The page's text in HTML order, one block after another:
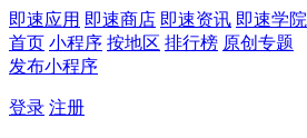
即速应用 即速商店 即速资讯 即速学院
首页 小程序 按地区 排行榜 原创专题
发布小程序
登录 注册